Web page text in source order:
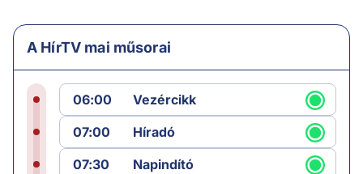
A HírTV mai műsorai
06:00
Vezércikk
07:00
Híradó
07:30
Napindító